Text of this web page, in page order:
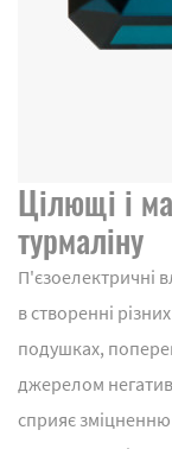
Цілющі і
турмаліну
П'єзоелектричні
в створенні
подушках,
джерелом
сприяє